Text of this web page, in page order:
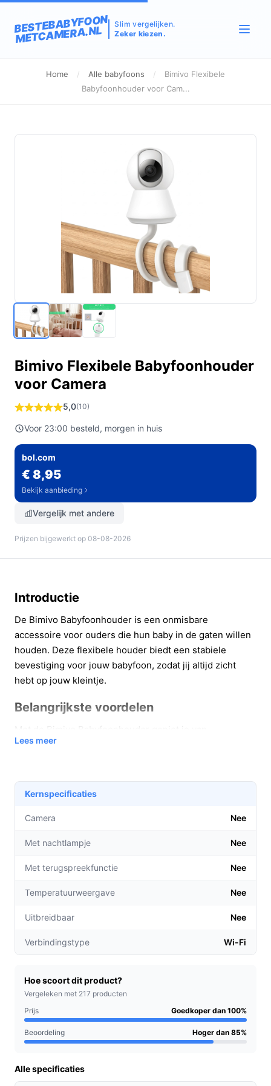
BESTEBABYFOON
METCAMERA.NL
Slim vergelijken.
Zeker kiezen.
Home / Alle babyfoons /
Bimivo Flexibele
Babyfoonhouder voor Cam...
Bimivo Flexibele Babyfoonhouder
voor Camera
5,0(10)
Voor 23:00 besteld, morgen in huis
bol.com
€ 8,95
Bekijk aanbieding
Vergelijk met andere
Prijzen bijgewerkt op 08-08-2026
Introductie
De Bimivo Babyfoonhouder is een onmisbare
accessoire voor ouders die hun baby in de gaten willen
houden. Deze flexibele houder biedt een stabiele
bevestiging voor jouw babyfoon, zodat jij altijd zicht
hebt op jouw kleintje.
Belangrijkste voordelen
verschillende voordelen die het ouderschap makkelijker
Flexibele installatie: Bevestig de houder eenvoudig
aan de rand van de wieg of het ledikant, waardoor
bezigheden in huis voortzetten zonder constant te
Stevige constructie: Gemaakt van duurzaam
metaal, waardoor de houder stevig op zijn plek
verplaatst.
Voor welke doelgroep?
verzorgers en grootouders die een betrouwbare manier
zoeken om hun kind in de gaten te houden. Het biedt
gemak voor drukke ouders die multitasken tijdens het
verzorgen van hun kleintje.
Deze babyfoonhouder onderscheidt zich van andere
Lees meer
Kernspecificaties
Camera Nee
Met nachtlampje Nee
Met terugspreekfunctie Nee
Temperatuurweergave Nee
Uitbreidbaar Nee
Verbindingstype Wi-Fi
Hoe scoort dit product?
Vergeleken met 217 producten
Prijs
Goedkoper dan 100%
Beoordeling Hoger dan 85%
Alle specificaties